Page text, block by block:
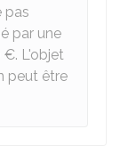
pas
par une
€. L'objet
peut être